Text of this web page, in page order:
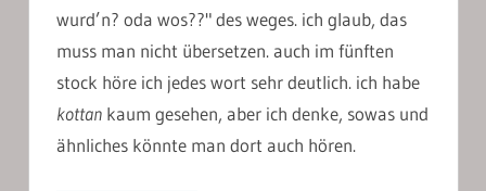
wurd’n? oda wos??" des weges. ich glaub, das
muss man nicht übersetzen. auch im fünften
stock höre ich jedes wort sehr deutlich. ich habe
kottan kaum gesehen, aber ich denke, sowas und
ähnliches könnte man dort auch hören.